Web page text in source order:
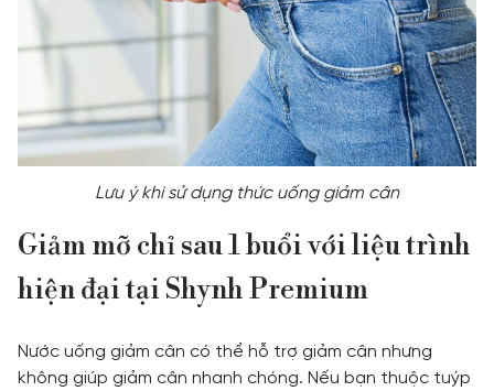
Lưu ý khi sử dụng thức uống giảm cân
Giảm mỡ chỉ sau 1 buổi với liệu trình
hiện đại tại Shynh Premium
Nước uống giảm cân có thể hỗ trợ giảm cân nhưng
không giúp giảm cân nhanh chóng. Nếu bạn thuộc tuýp